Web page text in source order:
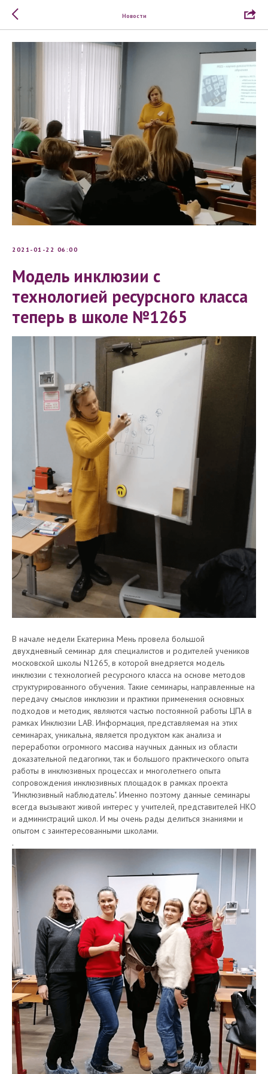
Новости
2021-01-22 06:00
Модель инклюзии с
технологией ресурсного класса
теперь в школе №1265
В начале недели Екатерина Мень провела большой
двухдневный семинар для специалистов и родителей учеников
московской школы N1265, в которой внедряется модель
инклюзии с технологией ресурсного класса на основе методов
структурированного обучения. Такие семинары, направленные на
передачу смыслов инклюзии и практики применения основных
подходов и методик, являются частью постоянной работы ЦПА в
рамках Инклюзии LAB. Информация, представляемая на этих
семинарах, уникальна, является продуктом как анализа и
переработки огромного массива научных данных из области
доказательной педагогики, так и большого практического опыта
работы в инклюзивных процессах и многолетнего опыта
сопровождения инклюзивных площадок в рамках проекта
"Инклюзивный наблюдатель". Именно поэтому данные семинары
всегда вызывают живой интерес у учителей, представителей НКО
и администраций школ. И мы очень рады делиться знаниями и
опытом с заинтересованными школами.
.